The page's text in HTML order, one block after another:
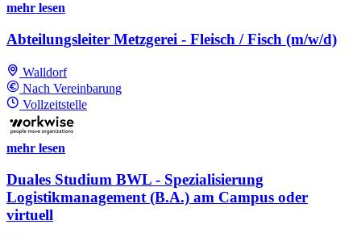
mehr lesen
Abteilungsleiter Metzgerei - Fleisch / Fisch (m/w/d)
Walldorf
Nach Vereinbarung
Vollzeitstelle
mehr lesen
Duales Studium BWL - Spezialisierung
Logistikmanagement (B.A.) am Campus oder
virtuell